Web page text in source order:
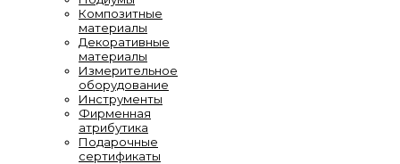
Композитные
материалы
Декоративные
материалы
Измерительное
оборудование
Инструменты
Фирменная
атрибутика
Подарочные
сертификаты